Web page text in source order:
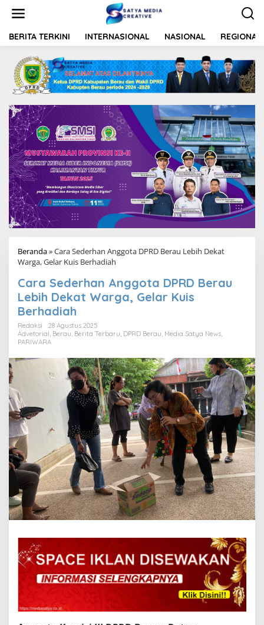
t
BERITA TERKINI INTERNASIONAL NASIONAL REGIONAL
Beranda»Cara Sederhan Anggota DPRD Berau Lebih Dekat
Warga, Gelar Kuis Berhadiah
Cara Sederhan Anggota DPRD Berau
Lebih Dekat Warga, Gelar Kuis
Berhadiah
Redaksi
28 Agustus 2025
Advetorial Berau Berita Terbaru DPRD Berau Media Satya News
PARIWARA